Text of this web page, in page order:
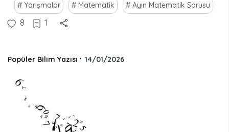
Yarışmalar Matematik Ayın Matematik Sorusu
8 1
Popüler Bilim Yazısı • 14/01/2026